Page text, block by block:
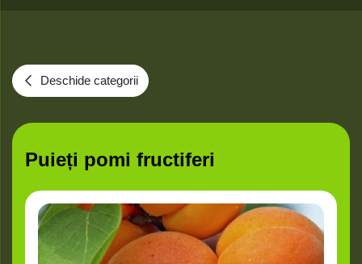
Deschide categorii
Puieți pomi fructiferi